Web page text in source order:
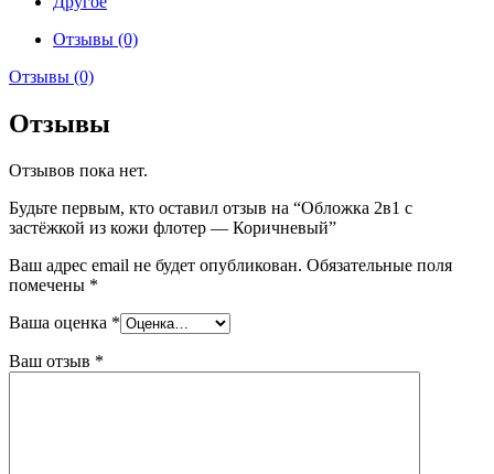
Отзывы (0)
Отзывы (0)
Отзывы
Отзывов пока нет.
Будьте первым, кто оставил отзыв на “Обложка 2в1 с
застёжкой из кожи флотер — Коричневый”
Ваш адрес email не будет опубликован. Обязательные поля
помечены *
Ваша оценка *
Ваш отзыв *